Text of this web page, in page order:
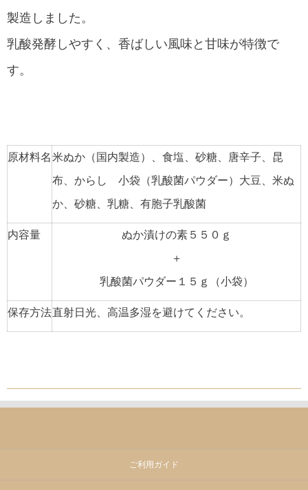
製造しました。
乳酸発酵しやすく、香ばしい風味と甘味が特徴で
す。
原材料名米ぬか（国内製造）、食塩、砂糖、唐辛子、昆
布、からし 小袋（乳酸菌パウダー）大豆、米ぬ
か、砂糖、乳糖、有胞子乳酸菌
内容量
ぬか漬けの素５５０ｇ
＋
乳酸菌パウダー１５ｇ（小袋）
保存方法直射日光、高温多湿を避けてください。
ご利用ガイド